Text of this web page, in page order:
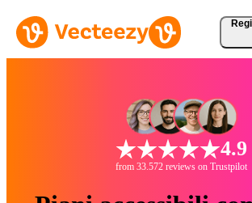
4.9
from 33.572 reviews on Trustpilot